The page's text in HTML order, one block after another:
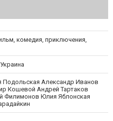
комедия, приключения,
Подольская Александр Иванов
Кошевой Андрей Тартаков
Филимонов Юлия Яблонская